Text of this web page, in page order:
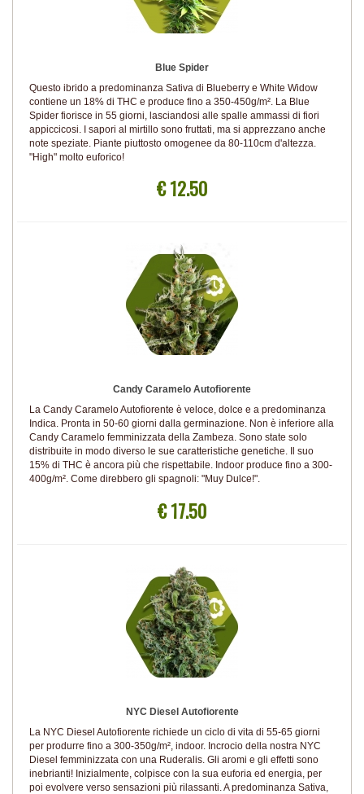
Blue Spider
Questo ibrido a predominanza Sativa di Blueberry e White Widow
contiene un 18% di THC e produce fino a 350-450g/m². La Blue
Spider fiorisce in 55 giorni, lasciandosi alle spalle ammassi di fiori
appiccicosi. I sapori al mirtillo sono fruttati, ma si apprezzano anche
note speziate. Piante piuttosto omogenee da 80-110cm d'altezza.
"High" molto euforico!
€ 12.50
Candy Caramelo Autofiorente
La Candy Caramelo Autofiorente è veloce, dolce e a predominanza
Indica. Pronta in 50-60 giorni dalla germinazione. Non è inferiore alla
Candy Caramelo femminizzata della Zambeza. Sono state solo
distribuite in modo diverso le sue caratteristiche genetiche. Il suo
15% di THC è ancora più che rispettabile. Indoor produce fino a 300-
400g/m². Come direbbero gli spagnoli: "Muy Dulce!".
€ 17.50
NYC Diesel Autofiorente
La NYC Diesel Autofiorente richiede un ciclo di vita di 55-65 giorni
per produrre fino a 300-350g/m², indoor. Incrocio della nostra NYC
Diesel femminizzata con una Ruderalis. Gli aromi e gli effetti sono
inebrianti! Inizialmente, colpisce con la sua euforia ed energia, per
poi evolvere verso sensazioni più rilassanti. A predominanza Sativa,